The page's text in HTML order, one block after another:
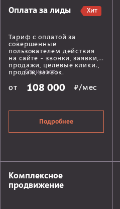
Оплата за лиды Хит
Тариф с оплатой за
совершенные
пользователем действия
на сайте - звонки, заявки,
продажи, целевые клики.,
продаж, заявок.
Стоимость
от 108 000 ₽/мес
Подробнее
Комплексное
продвижение